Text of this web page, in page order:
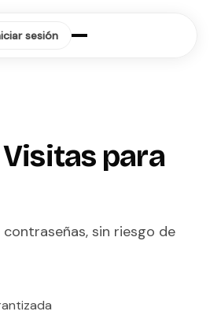
sesión
para
sin riesgo de